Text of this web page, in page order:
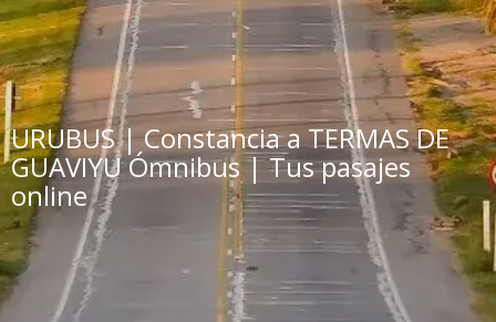
URUBUS | Constancia a TERMAS DE
GUAVIYU Ómnibus | Tus pasajes
online